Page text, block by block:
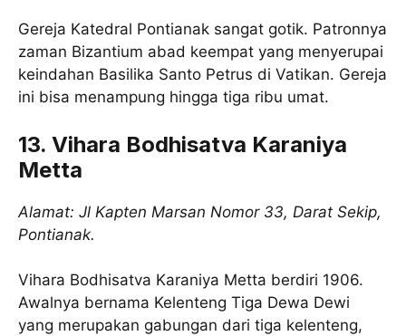
Gereja Katedral Pontianak sangat gotik. Patronnya
zaman Bizantium abad keempat yang menyerupai
keindahan Basilika Santo Petrus di Vatikan. Gereja
ini bisa menampung hingga tiga ribu umat.
13. Vihara Bodhisatva Karaniya
Metta
Alamat: Jl Kapten Marsan Nomor 33, Darat Sekip,
Pontianak.
Vihara Bodhisatva Karaniya Metta berdiri 1906.
Awalnya bernama Kelenteng Tiga Dewa Dewi
yang merupakan gabungan dari tiga kelenteng,